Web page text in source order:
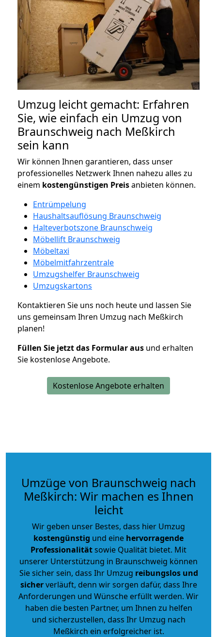
Umzug leicht gemacht: Erfahren
Sie, wie einfach ein Umzug von
Braunschweig nach Meßkirch
sein kann
Wir können Ihnen garantieren, dass unser
professionelles Netzwerk Ihnen nahezu alles zu
einem kostengünstigen Preisanbieten können.
Entrümpelung
Haushaltsauflösung Braunschweig
Halteverbotszone Braunschweig
Möbellift Braunschweig
Möbeltaxi
Möbelmitfahrzentrale
Umzugshelfer Braunschweig
Umzugskartons
Kontaktieren Sie uns noch heute und lassen Sie
uns gemeinsam Ihren Umzug nach Meßkirch
planen!
Füllen Sie jetzt das Formular aus und erhalten
Sie kostenlose Angebote.
Kostenlose Angebote erhalten
Umzüge von Braunschweig nach
Meßkirch: Wir machen es Ihnen
leicht
Wir geben unser Bestes, dass hier Umzug
kostengünstig und eine hervorragende
Professionalitätsowie Qualität bietet. Mit
unserer Unterstützung in Braunschweig können
Sie sicher sein, dass Ihr Umzug reibungslos und
sicherverläuft, denn wir sorgen dafür, dass Ihre
Anforderungen und Wünsche erfüllt werden. Wir
haben die besten Partner, um Ihnen zu helfen
und sicherzustellen, dass Ihr Umzug nach
Meßkirch ein erfolgreicher ist.